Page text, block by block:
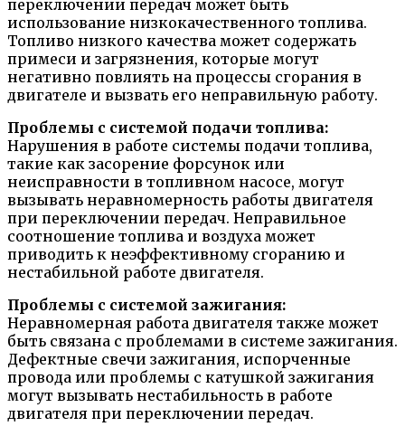
переключении передач может быть
использование низкокачественного топлива.
Топливо низкого качества может содержать
примеси и загрязнения, которые могут
негативно повлиять на процессы сгорания в
двигателе и вызвать его неправильную работу.
Проблемы с системой подачи топлива:
Нарушения в работе системы подачи топлива,
такие как засорение форсунок или
неисправности в топливном насосе, могут
вызывать неравномерность работы двигателя
при переключении передач. Неправильное
соотношение топлива и воздуха может
приводить к неэффективному сгоранию и
нестабильной работе двигателя.
Проблемы с системой зажигания:
Неравномерная работа двигателя также может
быть связана с проблемами в системе зажигания.
Дефектные свечи зажигания, испорченные
провода или проблемы с катушкой зажигания
могут вызывать нестабильность в работе
двигателя при переключении передач.